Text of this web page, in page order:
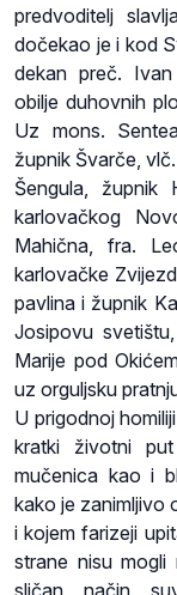
predvoditelj
dočekao je i kod
dekan preč.
obilje duhovnih
Uz mons.
župnik Švarče,
Šengula, župnik
karlovačkog
Mahična, fra.
karlovačke
pavlina i župnik
Josipovu
Marije pod
uz orguljsku
U prigodnoj
kratki životni
mučenica kao i
kako je zanimljivo
i kojem farizeji
strane nisu mogli
sličan način